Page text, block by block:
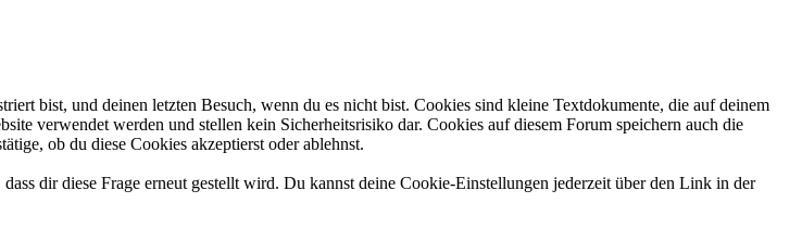
bist, und deinen letzten Besuch, wenn du es nicht bist. Cookies sind kleine Textdokumente, die auf deinem
verwendet werden und stellen kein Sicherheitsrisiko dar. Cookies auf diesem Forum speichern auch die
ob du diese Cookies akzeptierst oder ablehnst.
dir diese Frage erneut gestellt wird. Du kannst deine Cookie-Einstellungen jederzeit über den Link in der